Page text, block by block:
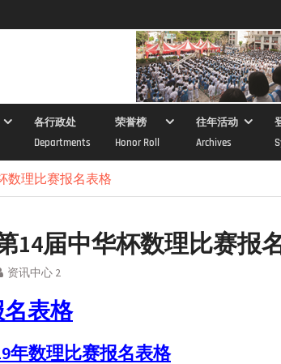
各行政处
Departments
荣誉榜
Honor Roll
往年活动
Archives
数理比赛报名表格
14届中华杯数理比赛报
资讯中心 2
表格
年数理比赛报名表格